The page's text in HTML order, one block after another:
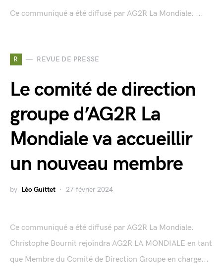
Ce communiqué a été diffusé par AG2R La Mondiale. ...
R REVUE DE PRESSE
Le comité de direction
groupe d’AG2R La
Mondiale va accueillir
un nouveau membre
by Léo Guittet 27 février 2024
Ce communiqué a été diffusé par AG2R La Mondiale.
Christophe Bournit rejoindra AG2R LA MONDIALE en tant
que Membre du Comité de Direction Groupe en charge...